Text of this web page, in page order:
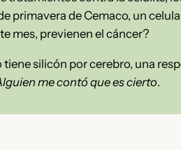
primavera de Cemaco, un
mes, previenen el cáncer?
tiene silicón por cerebro, una
me contó que es cierto.